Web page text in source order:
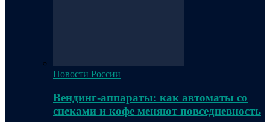
Новости России
Вендинг-аппараты: как автоматы со
снеками и кофе меняют повседневность